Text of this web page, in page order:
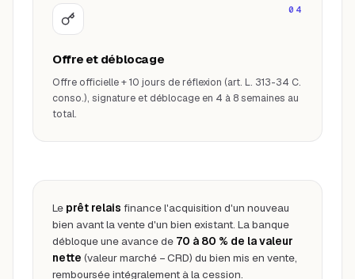
04
Offre et déblocage
Offre officielle + 10 jours de réflexion (art. L. 313-34 C.
conso.), signature et déblocage en 4 à 8 semaines au
total.
Le prêt relais finance l'acquisition d'un nouveau
bien avant la vente d'un bien existant. La banque
débloque une avance de 70 à 80 % de la valeur
nette (valeur marché − CRD) du bien mis en vente,
remboursée intégralement à la cession.